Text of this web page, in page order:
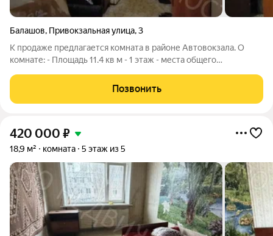
Балашов, Привокзальная улица,3
К продаже предлагается комната в районе Автовокзала. О
комнате: - Площадь 11.4 кв м - 1 этаж - места общего
необходимая инфраструктура в шаговой доступности! -
порядочные соседи О документах: -
Позвонить
420 000 ₽
18,9 м² комната 5 этаж из 5